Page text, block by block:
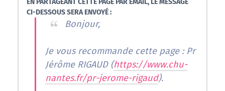
CI-DESSOUS SERA ENVOYÉ :
Bonjour,
Je vous recommande cette page : Pr
Jérôme RIGAUD (https://www.chu-
nantes.fr/pr-jerome-rigaud).